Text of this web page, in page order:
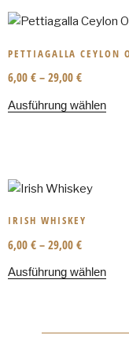
PETTIAGALLA CEYLON
6,00 € – 29,00 €
Ausführung wählen
IRISH WHISKEY
6,00 € – 29,00 €
Ausführung wählen